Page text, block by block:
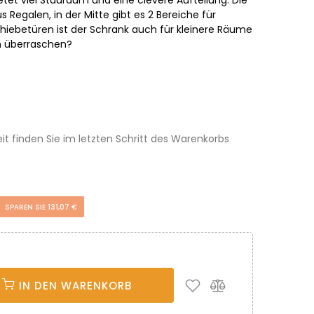
Regalen, in der Mitte gibt es 2 Bereiche für
ist der Schrank auch für kleinere Räume
überraschen?
finden Sie im letzten Schritt des Warenkorbs
SPAREN SIE 131,07 €
IN DEN WARENKORB